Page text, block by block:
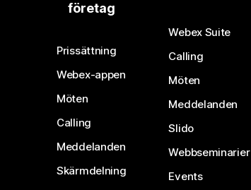
företag
Prissättning
Webex-appen
Möten
Calling
Meddelanden
Skärmdelning
Webex Suite
Calling
Möten
Meddelanden
Slido
Webbseminarier
Events